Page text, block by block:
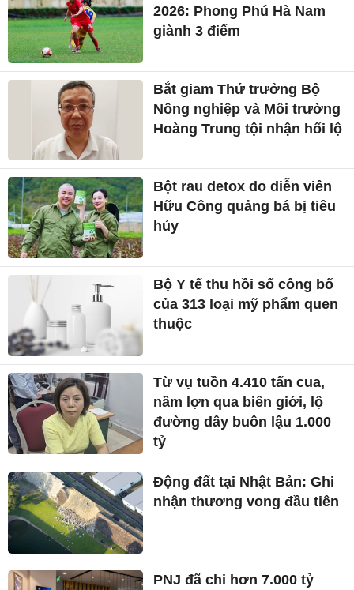
2026: Phong Phú Hà Nam
giành 3 điểm
Bắt giam Thứ trưởng Bộ
Nông nghiệp và Môi trường
Hoàng Trung tội nhận hối lộ
Bột rau detox do diễn viên
Hữu Công quảng bá bị tiêu
hủy
Bộ Y tế thu hồi số công bố
của 313 loại mỹ phẩm quen
thuộc
Từ vụ tuồn 4.410 tấn cua,
nầm lợn qua biên giới, lộ
đường dây buôn lậu 1.000
tỷ
Động đất tại Nhật Bản: Ghi
nhận thương vong đầu tiên
PNJ đã chi hơn 7.000 tỷ